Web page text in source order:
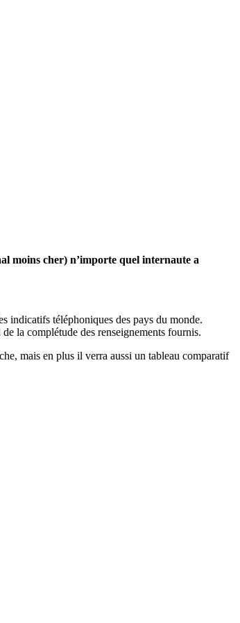
moins cher) n’importe quel internaute a
indicatifs téléphoniques des pays du monde.
la complétude des renseignements fournis.
mais en plus il verra aussi un tableau comparatif